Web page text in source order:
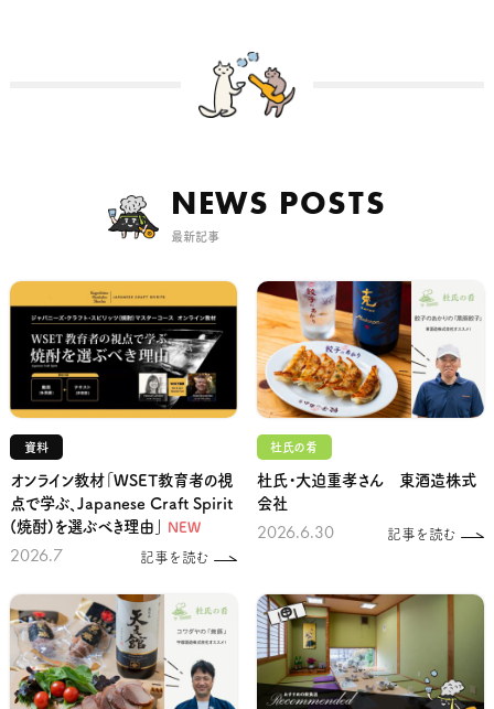
NEWS POSTS
最新記事
資料
オンライン教材「WSET教育者の視
点で学ぶ、Japanese Craft Spirit
(焼酎)を選ぶべき理由」
NEW
2026.7 記事を読む
杜氏の肴
杜氏・大迫重孝さん 東酒造株式
会社
2026.6.30 記事を読む